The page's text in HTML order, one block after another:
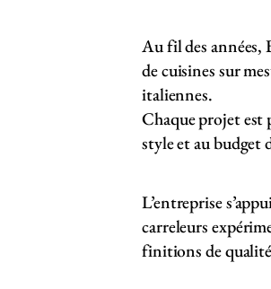
Au fil des années,
de cuisines sur
italiennes.
Chaque projet est
style et au budget
L’entreprise
carreleurs
finitions de